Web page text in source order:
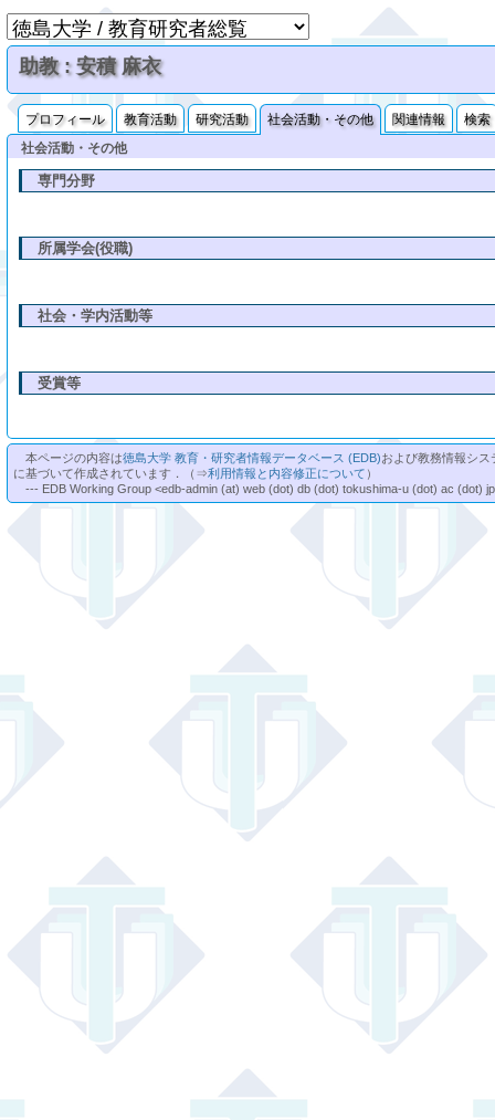
助教 : 安積 麻衣
プロフィール 教育活動 研究活動 社会活動・その他 関連情報
検索
社会活動・その他
専門分野
所属学会(役職)
社会・学内活動等
受賞等
本ページの内容は徳島大学 教育・研究者情報データベース (EDB)および教務情報シ
に基づいて作成されています．（⇒利用情報と内容修正について ）
--- EDB Working Group <edb-admin (at) web (dot) db (dot) tokushima-u (dot) ac (dot)